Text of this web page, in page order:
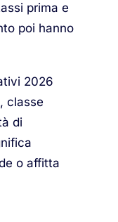
prima e
poi hanno
2026
classe
di
o affitta